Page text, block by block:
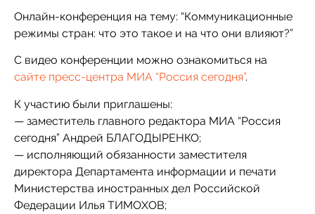
Онлайн-конференция на тему: “Коммуникационные
режимы стран: что это такое и на что они влияют?”
С видео конференции можно ознакомиться на
сайте пресс-центра МИА “Россия сегодня”.
К участию были приглашены:
— заместитель главного редактора МИА “Россия
сегодня” Андрей БЛАГОДЫРЕНКО;
— исполняющий обязанности заместителя
директора Департамента информации и печати
Министерства иностранных дел Российской
Федерации Илья ТИМОХОВ;